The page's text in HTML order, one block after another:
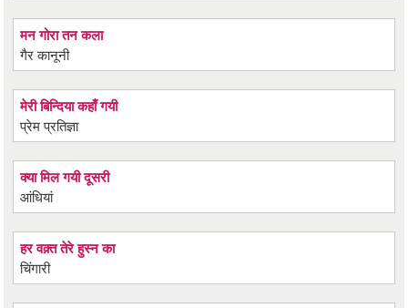
मन गोरा तन कला
गैर कानूनी
मेरी बिन्दिया कहाँ गयी
प्रेम प्रतिज्ञा
क्या मिल गयी दूसरी
आंधियां
हर वक़्त तेरे हुस्न का
चिंगारी